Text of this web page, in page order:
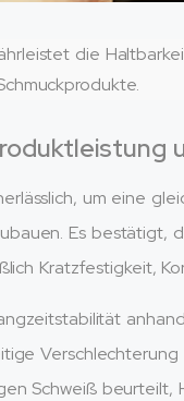
die
um eine
Es bestätigt,
Kratzfestigkeit,
Schweiß